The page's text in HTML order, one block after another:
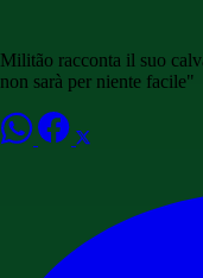
Militão racconta il suo
non sarà per niente facile"